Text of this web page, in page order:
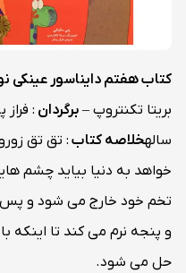
کتاب هفتم دایناسور عینکی
بریتا تکنتروپ – برگردان
سالهخلاصه کتاب: تق تق
خواهد به دنیا بیاید چشم
تخم خود خارج می شود و
و پنجه نرم می کند تا
حل می شود.